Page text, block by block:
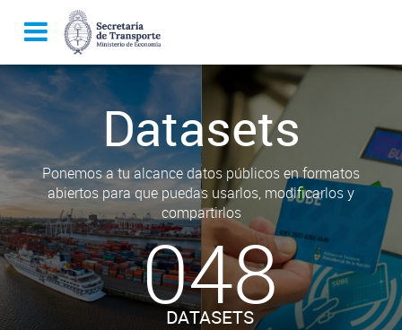
Datasets
Ponemos a tu alcance datos públicos en formatos
abiertos para que puedas usarlos, modificarlos y
compartirlos
048
DATASETS